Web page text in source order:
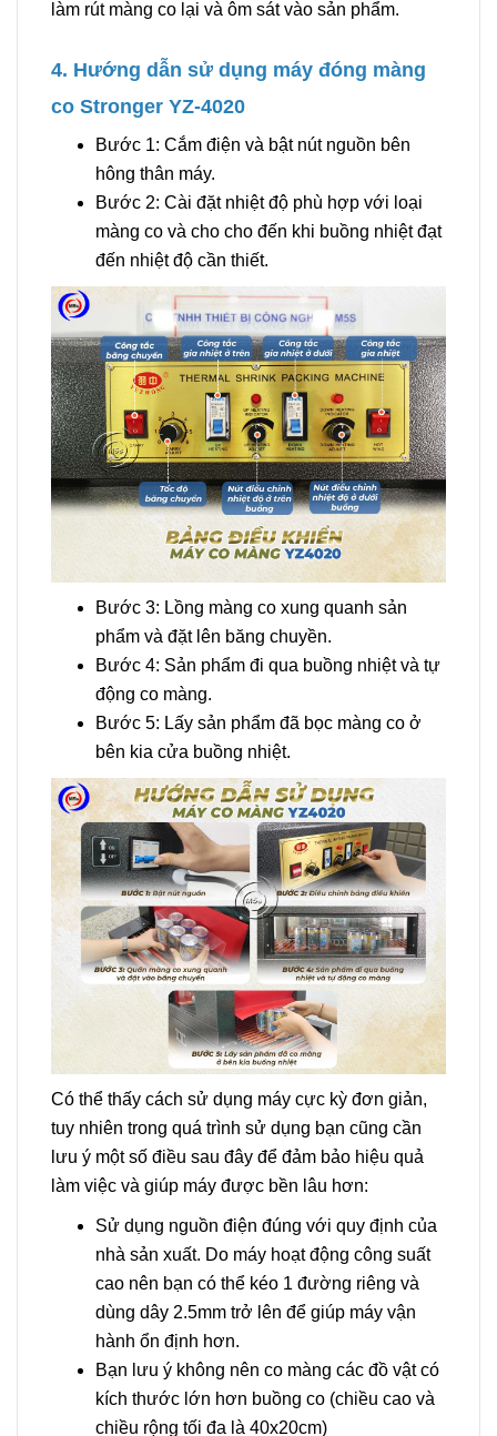
làm rút màng co lại và ôm sát vào sản phẩm.
4. Hướng dẫn sử dụng máy đóng màng
co Stronger YZ-4020
Bước 1: Cắm điện và bật nút nguồn bên
hông thân máy.
Bước 2: Cài đặt nhiệt độ phù hợp với loại
màng co và cho cho đến khi buồng nhiệt đạt
đến nhiệt độ cần thiết.
Bước 3: Lồng màng co xung quanh sản
phẩm và đặt lên băng chuyền.
Bước 4: Sản phẩm đi qua buồng nhiệt và tự
động co màng.
Bước 5: Lấy sản phẩm đã bọc màng co ở
bên kia cửa buồng nhiệt.
Có thể thấy cách sử dụng máy cực kỳ đơn giản,
tuy nhiên trong quá trình sử dụng bạn cũng cần
lưu ý một số điều sau đây để đảm bảo hiệu quả
làm việc và giúp máy được bền lâu hơn:
Sử dụng nguồn điện đúng với quy định của
nhà sản xuất. Do máy hoạt động công suất
cao nên bạn có thể kéo 1 đường riêng và
dùng dây 2.5mm trở lên để giúp máy vận
hành ổn định hơn.
Bạn lưu ý không nên co màng các đồ vật có
kích thước lớn hơn buồng co (chiều cao và
chiều rộng tối đa là 40x20cm)